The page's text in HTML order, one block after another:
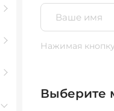
Нажимая
Выберите